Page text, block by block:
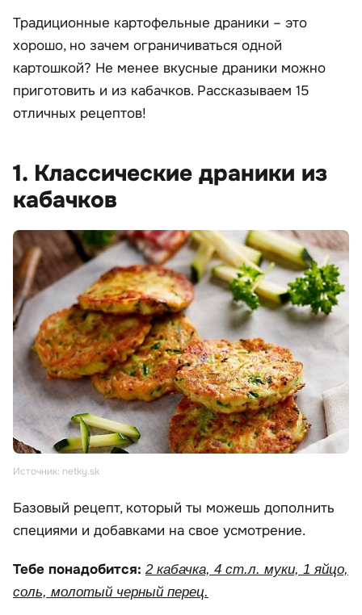
Традиционные картофельные драники – это
хорошо, но зачем ограничиваться одной
картошкой? Не менее вкусные драники можно
приготовить и из кабачков. Рассказываем 15
отличных рецептов!
1. Классические драники из
кабачков
Источник: netky.sk
Базовый рецепт, который ты можешь дополнить
специями и добавками на свое усмотрение.
Тебе понадобится: 2 кабачка, 4 ст.л. муки, 1 яйцо,
соль, молотый черный перец.